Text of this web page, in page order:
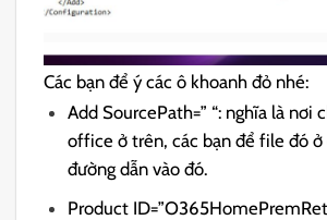
Các bạn để ý các ô khoanh đỏ nhé:
Add SourcePath=” “: nghĩa là nơi
office ở trên, các bạn để file đó
đường dẫn vào đó.
Product